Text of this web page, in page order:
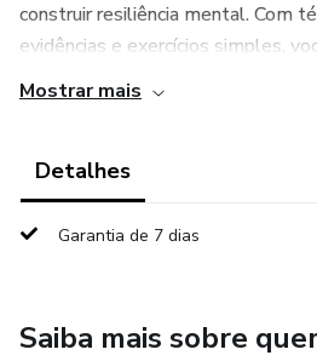
construir resiliência mental. Com
evidências e exercícios simples,
Mostrar mais
Detalhes
Garantia de 7 dias
Saiba mais sobre